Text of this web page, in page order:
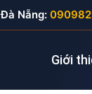
Nẵng:
Giới